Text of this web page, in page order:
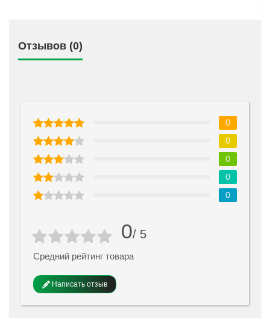
Отзывов (0)
0/ 5
Средний рейтинг товара
Написать отзыв
0
0
0
0
0